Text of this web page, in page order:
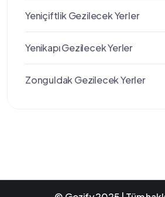
Yeniçiftlik Gezilecek Yerler
Yenikapı Gezilecek Yerler
Zonguldak Gezilecek Yerler